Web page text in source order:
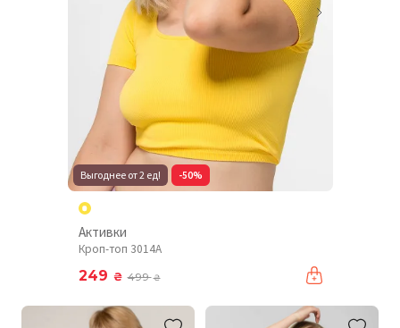
Выгоднее от 2 ед! -50%
Активки
Кроп-топ 3014A
249 ₴ 499₴